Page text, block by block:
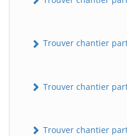
Trouver chantier
Trouver chantier
Trouver chantier